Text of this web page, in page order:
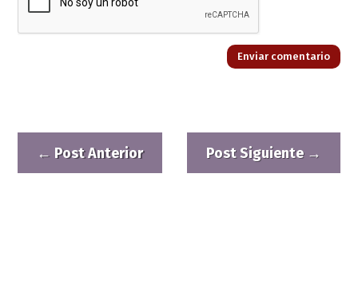
Enviar comentario
← Post Anterior Post Siguiente→